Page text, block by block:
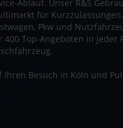
Ablauf. Unser R&S
für Kurzzulassungen,
Pkw und
Top-Angeboten in jeder
Besuch in Köln und